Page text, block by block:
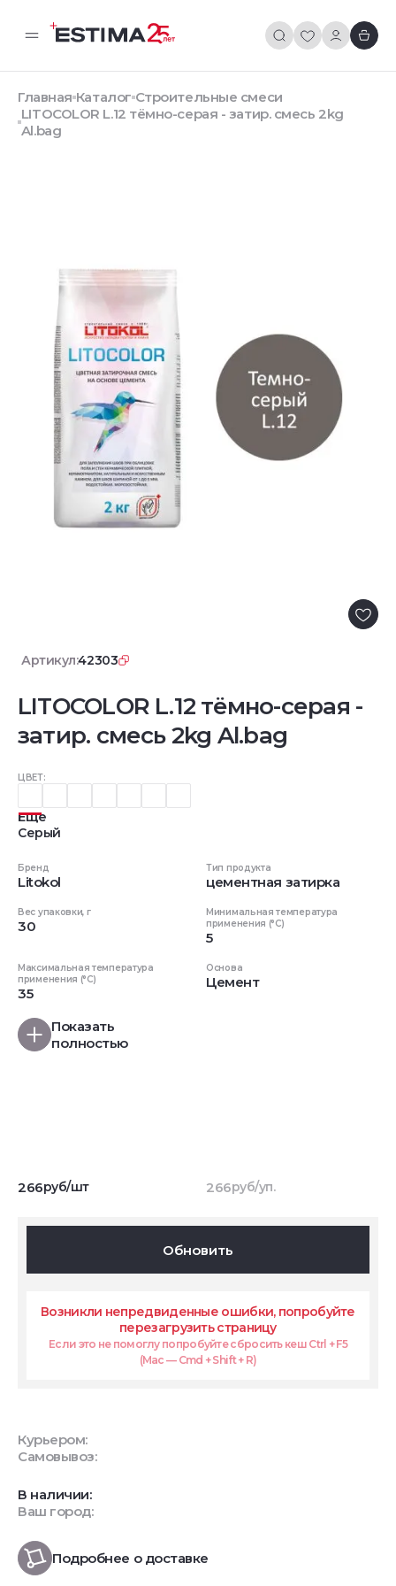
Главная Каталог Строительные смеси
LITOCOLOR L.12 тёмно-серая - затир. смесь 2kg
Al.bag
Артикул:42303
LITOCOLOR L.12 тёмно-серая -
затир. смесь 2kg Al.bag
ЦВЕТ:
Еще
Серый
Бренд
Litokol
Тип продукта
цементная затирка
Вес упаковки, г
30
Минимальная температура
применения (°C)
5
Максимальная температура
применения (°C)
35
Основа
Цемент
Показать
полностью
266руб/шт 266руб/уп.
Обновить
Возникли непредвиденные ошибки, попробуйте
перезагрузить страницу
Если это не помоглу попробуйте сбросить кеш Ctrl + F5
(Mac — Cmd + Shift + R)
Курьером:
Самовывоз:
В наличии:
Ваш город:
Подробнее о доставке